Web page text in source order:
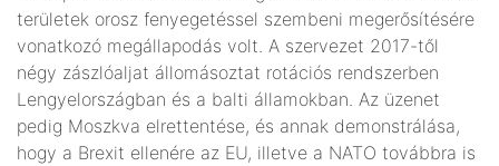
területek orosz fenyegetéssel szembeni megerősítésére
vonatkozó megállapodás volt. A szervezet 2017-től
négy zászlóaljat állomásoztat rotációs rendszerben
Lengyel­országban és a balti államokban. Az üzenet
pedig Moszkva elrettentése, és annak demonstrálása,
hogy a Brexit ellenére az EU, illetve a NATO továbbra is